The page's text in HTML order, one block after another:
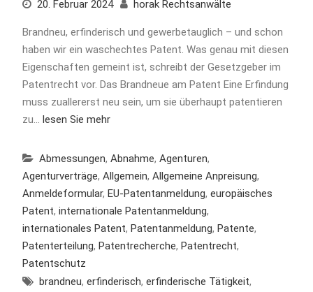
20. Februar 2024 horak Rechtsanwälte
Brandneu, erfinderisch und gewerbetauglich – und schon
haben wir ein waschechtes Patent. Was genau mit diesen
Eigenschaften gemeint ist, schreibt der Gesetzgeber im
Patentrecht vor. Das Brandneue am Patent Eine Erfindung
muss zuallererst neu sein, um sie überhaupt patentieren
zu… lesen Sie mehr
Abmessungen, Abnahme, Agenturen,
Agenturverträge, Allgemein, Allgemeine Anpreisung,
Anmeldeformular, EU-Patentanmeldung, europäisches
Patent, internationale Patentanmeldung,
internationales Patent, Patentanmeldung, Patente,
Patenterteilung, Patentrecherche, Patentrecht,
Patentschutz
brandneu, erfinderisch, erfinderische Tätigkeit,